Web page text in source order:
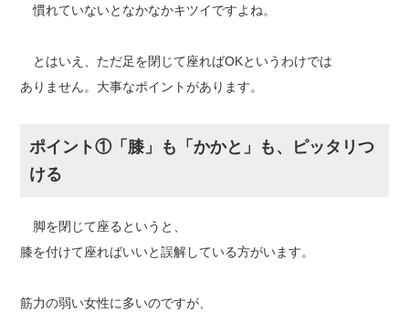
慣れていないとなかなかキツイですよね。
とはいえ、ただ足を閉じて座ればOKというわけでは
ありません。大事なポイントがあります。
ポイント①「膝」も「かかと」も、ピッタリつ
ける
脚を閉じて座るというと、
膝を付けて座ればいいと誤解している方がいます。
筋力の弱い女性に多いのですが、